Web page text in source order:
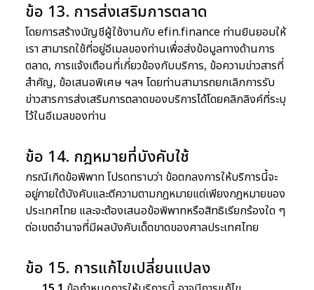
ข้อ 13. การส่งเสริมการตลาด
โดยการสร้างบัญชีผู้ใช้งานกับ efin.finance ท่านยินยอมให้
เรา สามารถใช้ที่อยู่อีเมลของท่านเพื่อส่งข้อมูลทางด้านการ
ตลาด, การแจ้งเตือนที่เกี่ยวข้องกับบริการ, ข้อความข่าวสารที่
สำคัญ, ข้อเสนอพิเศษ ฯลฯ โดยท่านสามารถยกเลิกการรับ
ข่าวสารการส่งเสริมการตลาดของบริการได้โดยคลิกลิงค์ที่ระบุ
ไว้ในอีเมลของท่าน
ข้อ 14. กฎหมายที่บังคับใช้
กรณีเกิดข้อพิพาท โปรดทราบว่า ข้อตกลงการให้บริการนี้จะ
อยู่ภายใต้บังคับและตีความตามกฎหมายแต่เพียงกฎหมายของ
ประเทศไทย และจะต้องเสนอข้อพิพาทหรือสิทธิเรียกร้องใด ๆ
ต่อเขตอำนาจที่มีผลบังคับเด็ดขาดของศาลประเทศไทย
ข้อ 15. การแก้ไขเปลี่ยนแปลง